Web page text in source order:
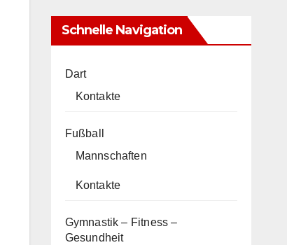
Schnelle Navigation
Dart
Kontakte
Fußball
Mannschaften
Kontakte
Gymnastik – Fitness –
Gesundheit